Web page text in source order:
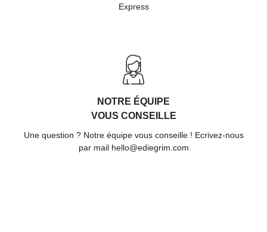
Express
NOTRE ÉQUIPE
VOUS CONSEILLE
Une question ? Notre équipe vous conseille ! Ecrivez-nous
par mail hello@ediegrim.com